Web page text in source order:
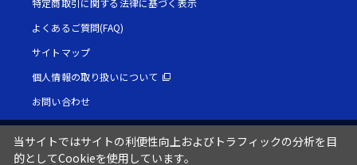
特定商取引に関する法律に基づく表示
よくあるご質問(FAQ)
サイトマップ
個人情報の取り扱いについて
お問い合わせ
当サイトではサイトの利便性向上およびトラフィックの分析を目
的としてCookieを使用しています。